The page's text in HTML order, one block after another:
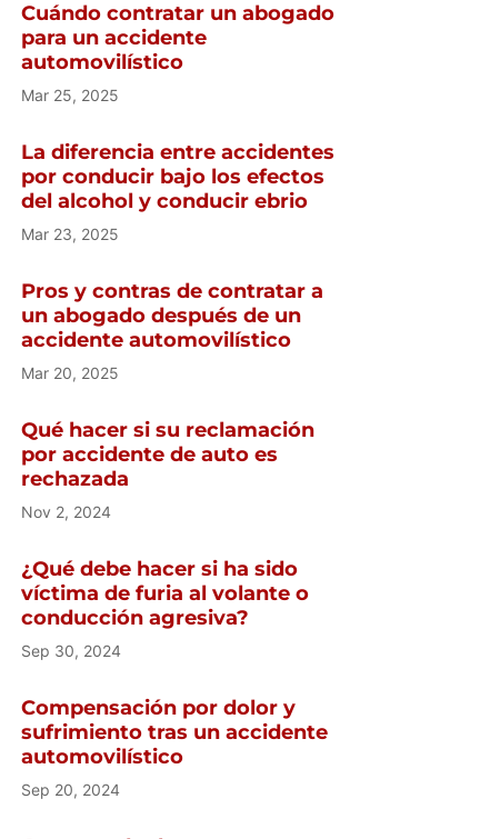
Cuándo contratar un abogado
para un accidente
automovilístico
Mar 25, 2025
La diferencia entre accidentes
por conducir bajo los efectos
del alcohol y conducir ebrio
Mar 23, 2025
Pros y contras de contratar a
un abogado después de un
accidente automovilístico
Mar 20, 2025
Qué hacer si su reclamación
por accidente de auto es
rechazada
Nov 2, 2024
¿Qué debe hacer si ha sido
víctima de furia al volante o
conducción agresiva?
Sep 30, 2024
Compensación por dolor y
sufrimiento tras un accidente
automovilístico
Sep 20, 2024